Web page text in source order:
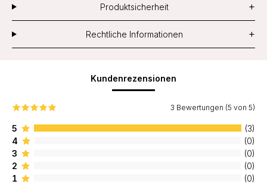
Produktsicherheit +
Rechtliche Informationen +
Kundenrezensionen
3 Bewertungen (5 von 5)
5
(3)
4
(0)
3
(0)
2
(0)
1
(0)